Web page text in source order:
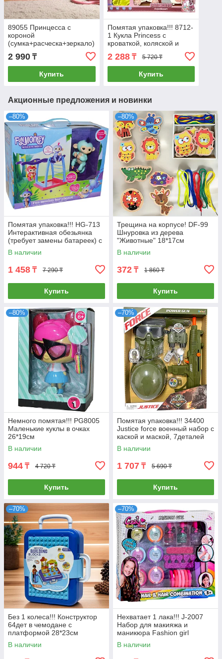
89055 Принцесса с
короной
(сумка+расческа+зеркало)
с наклейками 62*31см
2 990 ₸
Купить
Помятая упаковка!!! 8712-
1 Кукла Princess с
кроваткой, коляской и
сумкой 58*46см
2 288₸ 5 720 ₸
Купить
Акционные предложения и новинки
–80%
Помятая упаковка!!! HG-713
Интерактивная обезьянка
(требует замены батареек) с
площадкой для игры 24*31
В наличии
1 458 ₸ 7 290 ₸
Купить
–80%
Трещина на корпусе! DF-99
Шнуровка из дерева
"Животные" 18*17см
В наличии
372 ₸ 1 860 ₸
Купить
–80%
Немного помятая!!! PG8005
Маленькие куклы в очках
26*19см
В наличии
944 ₸ 4 720 ₸
Купить
–70%
Помятая упаковка!!! 34400
Justice force военный набор с
каской и маской, 7деталей
47*38см
В наличии
1 707 ₸ 5 690 ₸
Купить
–70%
Без 1 колеса!!! Конструктор
64дет в чемодане с
платформой 28*23см
В наличии
–70%
Нехватает 1 лака!!! J-2007
Набор для макияжа и
маникюра Fashion girl
30*26см
В наличии